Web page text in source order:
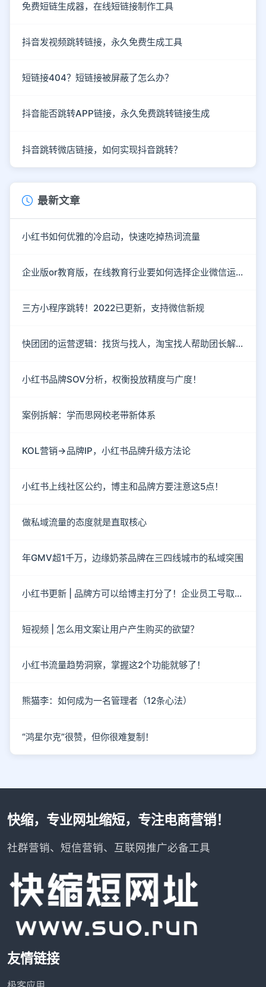
免费短链生成器，在线短链接制作工具
抖音发视频跳转链接，永久免费生成工具
短链接404？短链接被屏蔽了怎么办？
抖音能否跳转APP链接，永久免费跳转链接生成
抖音跳转微店链接，如何实现抖音跳转？
最新文章
小红书如何优雅的冷启动，快速吃掉热词流量
企业版or教育版，在线教育行业要如何选择企业微信运营私域流量？
三方小程序跳转！2022已更新，支持微信新规
快团团的运营逻辑：找货与找人，淘宝找人帮助团长解决货源
小红书品牌SOV分析，权衡投放精度与广度！
案例拆解：学而思网校老带新体系
KOL营销→品牌IP，小红书品牌升级方法论
小红书上线社区公约，博主和品牌方要注意这5点！
做私域流量的态度就是直取核心
年GMV超1千万，边缘奶茶品牌在三四线城市的私域突围
小红书更新 | 品牌方可以给博主打分了！企业员工号取消了！
短视频 | 怎么用文案让用户产生购买的欲望？
小红书流量趋势洞察，掌握这2个功能就够了！
熊猫李：如何成为一名管理者（12条心法）
“鸿星尔克”很赞，但你很难复制！
快缩，专业网址缩短，专注电商营销！
社群营销、短信营销、互联网推广必备工具
友情链接